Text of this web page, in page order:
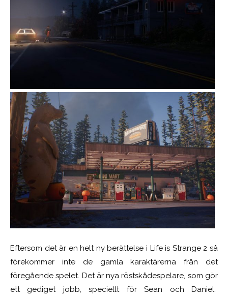
Eftersom det är en helt ny berättelse i Life is Strange 2 så
förekommer inte de gamla karaktärerna från det
föregående spelet. Det är nya röstskådespelare, som gör
ett gediget jobb, speciellt för Sean och Daniel.